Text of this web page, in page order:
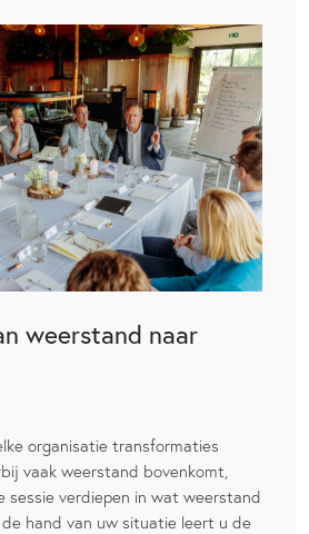
weerstand naar
organisatie transformaties
vaak weerstand bovenkomt,
sessie verdiepen in wat weerstand
hand van uw situatie leert u de